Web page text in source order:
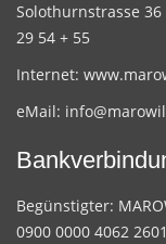
Solothurnstrasse 36
29 54 + 55
Internet:
eMail:
Begünstigter:
0900 0000 4062